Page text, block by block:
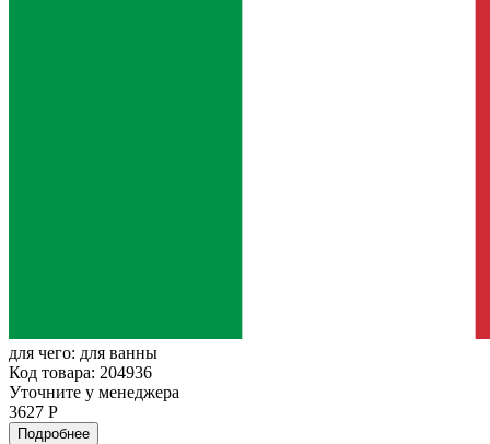
для чего: для ванны
Код товара: 204936
Уточните у менеджера
3627 Р
Подробнее